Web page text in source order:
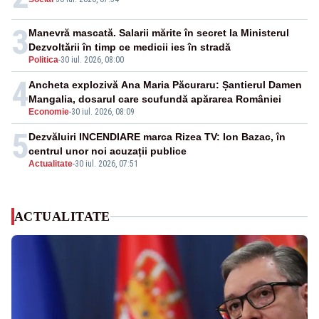
3 Politica-30 iul. 2026, 08:00
Manevră mascată. Salarii mărite în secret la Ministerul
Dezvoltării în timp ce medicii ies în stradă
4 Economie-30 iul. 2026, 08:09
Ancheta explozivă Ana Maria Păcuraru: Șantierul Damen
Mangalia, dosarul care scufundă apărarea României
5Actualitate-30 iul. 2026, 07:51
Dezvăluiri INCENDIARE marca Rizea TV: Ion Bazac, în
centrul unor noi acuzații publice
ACTUALITATE